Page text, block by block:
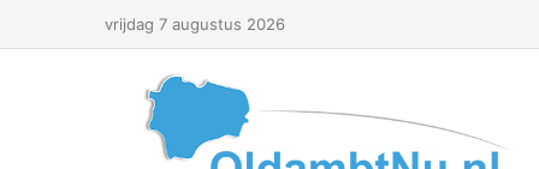
vrijdag 7 augustus 2026